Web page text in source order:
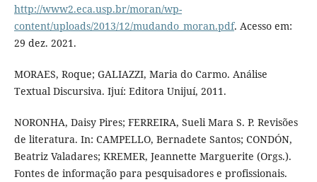
http://www2.eca.usp.br/moran/wp-
content/uploads/2013/12/mudando_moran.pdf. Acesso em:
29 dez. 2021.
MORAES, Roque; GALIAZZI, Maria do Carmo. Análise
Textual Discursiva. Ijuí: Editora Unijuí, 2011.
NORONHA, Daisy Pires; FERREIRA, Sueli Mara S. P. Revisões
de literatura. In: CAMPELLO, Bernadete Santos; CONDÓN,
Beatriz Valadares; KREMER, Jeannette Marguerite (Orgs.).
Fontes de informação para pesquisadores e profissionais.